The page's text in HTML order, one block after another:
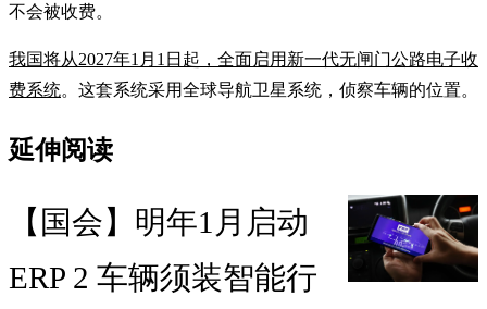
不会被收费。
我国将从2027年1月1日起，全面启用新一代无闸门公路电子收
费系统。这套系统采用全球导航卫星系统，侦察车辆的位置。
延伸阅读
【国会】明年1月启动
ERP 2 车辆须装智能行